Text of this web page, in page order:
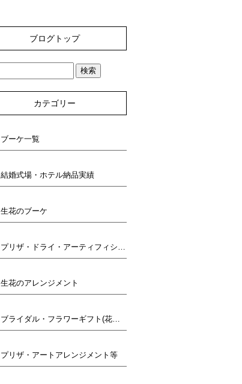
ブログトップ
カテゴリー
ブーケ一覧
結婚式場・ホテル納品実績
生花のブーケ
プリザ・ドライ・アーティフィシャルフラワー(造花)ブーケ
生花のアレンジメント
ブライダル・フラワーギフト(花束・髪飾りなど)
プリザ・アートアレンジメント等